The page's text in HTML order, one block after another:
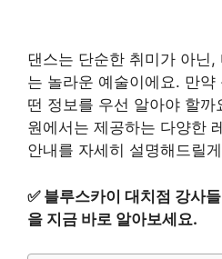
댄스는 단순한 취미가 아닌
는 놀라운 예술이에요. 만약
떤 정보를 우선 알아야 할
원에서는 제공하는 다양한
안내를 자세히 설명해드릴
✅ 블루스카이 대치점 강사
을 지금 바로 알아보세요.